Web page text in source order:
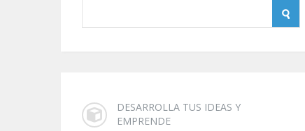
DESARROLLA TUS IDEAS Y
EMPRENDE